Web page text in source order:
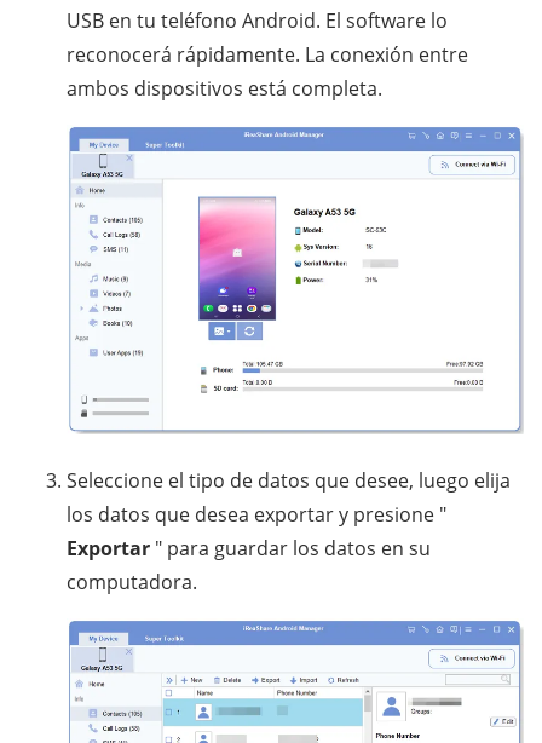
USB en tu teléfono Android. El software lo
reconocerá rápidamente. La conexión entre
ambos dispositivos está completa.
Seleccione el tipo de datos que desee, luego elija
los datos que desea exportar y presione "
Exportar " para guardar los datos en su
computadora.